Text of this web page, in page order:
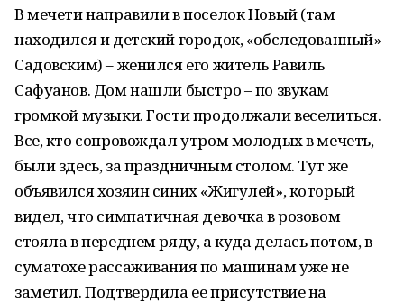
В мечети направили в поселок Новый (там
находился и детский городок, «обследованный»
Садовским) – женился его житель Равиль
Сафуанов. Дом нашли быстро – по звукам
громкой музыки. Гости продолжали веселиться.
Все, кто сопровождал утром молодых в мечеть,
были здесь, за праздничным столом. Тут же
объявился хозяин синих «Жигулей», который
видел, что симпатичная девочка в розовом
стояла в переднем ряду, а куда делась потом, в
суматохе рассаживания по машинам уже не
заметил. Подтвердила ее присутствие на